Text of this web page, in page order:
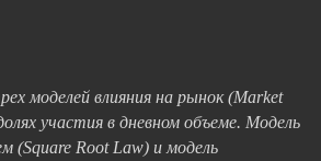
моделей влияния на рынок (Market
участия в дневном объеме. Модель
(Square Root Law) и модель